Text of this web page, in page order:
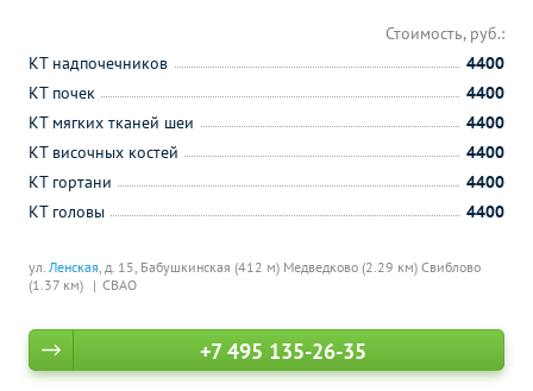
ул. Ленская, д. 15, Бабушкинская (412 м) Медведково (2.29 км) Свиблово
(1.37 км)
СВАО
Стоимость, руб.:
КТ надпочечников
4400
КТ почек
4400
КТ мягких тканей шеи
4400
КТ височных костей
4400
КТ гортани
4400
КТ головы
4400
+7 495 135-26-35